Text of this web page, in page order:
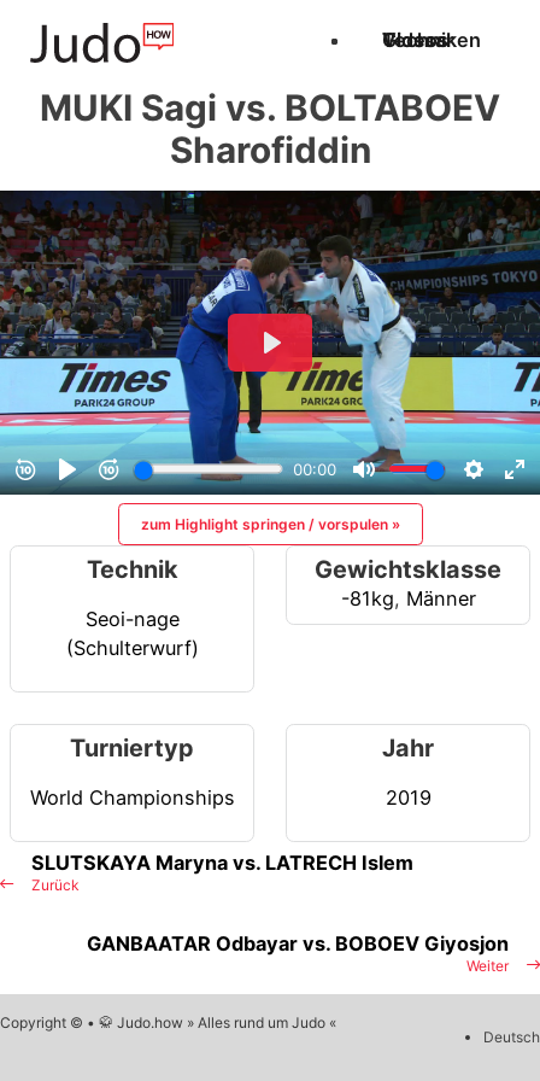
Techniken
Videos
Glossar
MUKI Sagi vs. BOLTABOEV
Sharofiddin
zum Highlight springen / vorspulen »
Technik
Seoi-nage
(Schulterwurf)
Gewichtsklasse
-81kg, Männer
Turniertyp
World Championships
Jahr
2019
Zurück
SLUTSKAYA Maryna vs. LATRECH Islem
Weiter
GANBAATAR Odbayar vs. BOBOEV Giyosjon
Copyright © • 🥋 Judo.how » Alles rund um Judo «
Deutsch